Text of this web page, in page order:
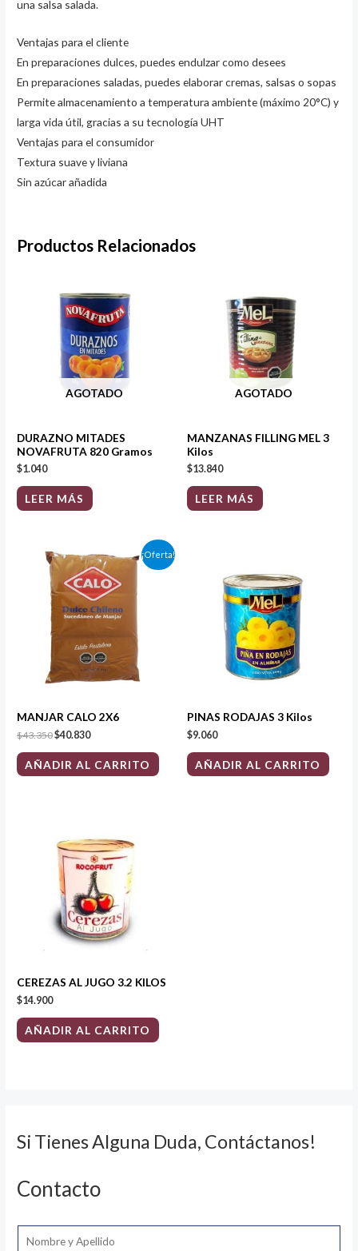
Si Tienes Alguna Duda, Contáctanos!
Contacto
una salsa salada.
Ventajas para el cliente
En preparaciones dulces, puedes endulzar como desees
En preparaciones saladas, puedes elaborar cremas, salsas o sopas
Permite almacenamiento a temperatura ambiente (máximo 20°C) y
larga vida útil, gracias a su tecnología UHT
Ventajas para el consumidor
Textura suave y liviana
Sin azúcar añadida
Productos Relacionados
AGOTADO
DURAZNO MITADES
NOVAFRUTA 820 Gramos
$1.040
LEER MÁS
AGOTADO
MANZANAS FILLING MEL 3
Kilos
$13.840
LEER MÁS
¡Oferta!
MANJAR CALO 2X6
$43.350
precio
original
era:
$43.350.
$40.830
precio
actual
es:
$40.830.
AÑADIR AL CARRITO
PINAS RODAJAS 3 Kilos
$9.060
AÑADIR AL CARRITO
CEREZAS AL JUGO 3.2 KILOS
$14.900
AÑADIR AL CARRITO